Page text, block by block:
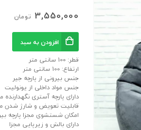
3,550,000 تومان
افزودن به سبد
قطر: 100 سانتی متر
ارتفاع: 100 سانتی متر
جنس بیرونی از پارچه جیر
جنس مواد داخلی از یونولیت
دارای پارچه آستری نگهدارنده
قابلیت تعویض و شارژ شدن
امکان شستشوی مجزا پارچه
دارای بالش و زیرپایی مجزا